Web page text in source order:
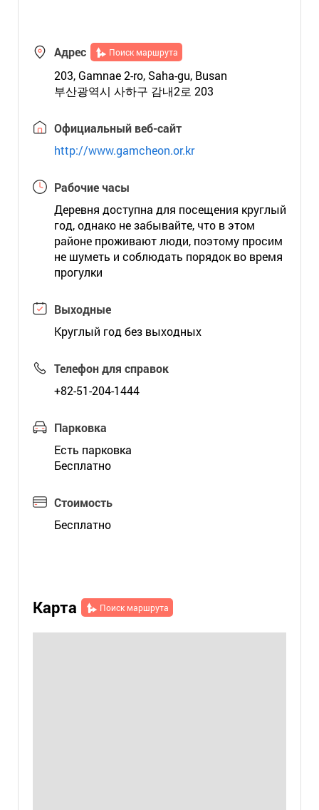
Адрес Поиск маршрута
203, Gamnae 2-ro, Saha-gu, Busan
부산광역시 사하구 감내2로 203
Официальный веб-сайт
http://www.gamcheon.or.kr
Рабочие часы
Деревня доступна для посещения круглый
год, однако не забывайте, что в этом
районе проживают люди, поэтому просим
не шуметь и соблюдать порядок во время
прогулки
Выходные
Круглый год без выходных
Телефон для справок
+82-51-204-1444
Парковка
Есть парковка
Бесплатно
Стоимость
Бесплатно
Карта Поиск маршрута